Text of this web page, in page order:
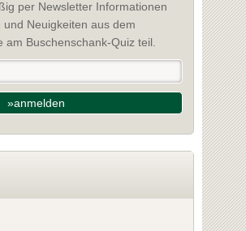
per Newsletter Informationen
Neuigkeiten aus dem
am Buschenschank-Quiz teil.
»anmelden